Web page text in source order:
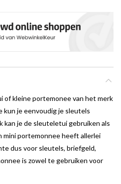
of kleine portemonee van het merk
kun je eenvoudig je sleutels
kan je de sleuteletui gebruiken als
mini portemonnee heeft allerlei
dus voor sleutels, briefgeld,
is zowel te gebruiken voor